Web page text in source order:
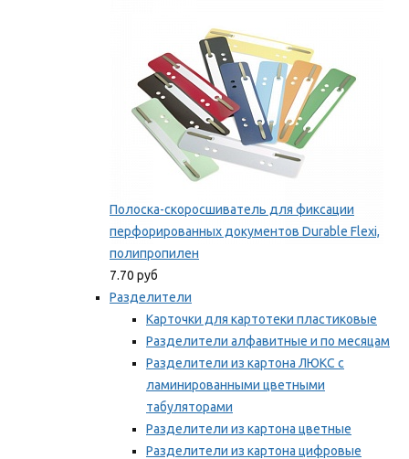
Полоска-скоросшиватель для фиксации
перфорированных документов Durable Flexi,
полипропилен
7.70 руб
Разделители
Карточки для картотеки пластиковые
Разделители алфавитные и по месяцам
Разделители из картона ЛЮКС с
ламинированными цветными
табуляторами
Разделители из картона цветные
Разделители из картона цифровые